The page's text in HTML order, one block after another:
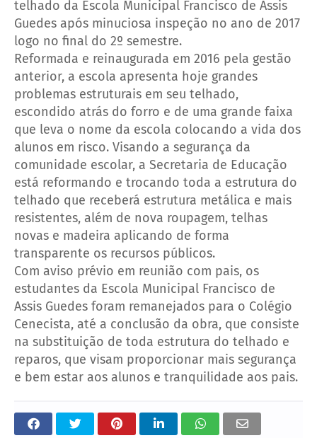
telhado da Escola Municipal Francisco de Assis
Guedes após minuciosa inspeção no ano de 2017
logo no final do 2º semestre.
Reformada e reinaugurada em 2016 pela gestão
anterior, a escola apresenta hoje grandes
problemas estruturais em seu telhado,
escondido atrás do forro e de uma grande faixa
que leva o nome da escola colocando a vida dos
alunos em risco. Visando a segurança da
comunidade escolar, a Secretaria de Educação
está reformando e trocando toda a estrutura do
telhado que receberá estrutura metálica e mais
resistentes, além de nova roupagem, telhas
novas e madeira aplicando de forma
transparente os recursos públicos.
Com aviso prévio em reunião com pais, os
estudantes da Escola Municipal Francisco de
Assis Guedes foram remanejados para o Colégio
Cenecista, até a conclusão da obra, que consiste
na substituição de toda estrutura do telhado e
reparos, que visam proporcionar mais segurança
e bem estar aos alunos e tranquilidade aos pais.